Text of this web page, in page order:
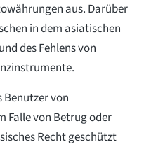
aus. Darüber
in dem asiatischen
des Fehlens von
Benutzer von
Falle von Betrug oder
Recht geschützt